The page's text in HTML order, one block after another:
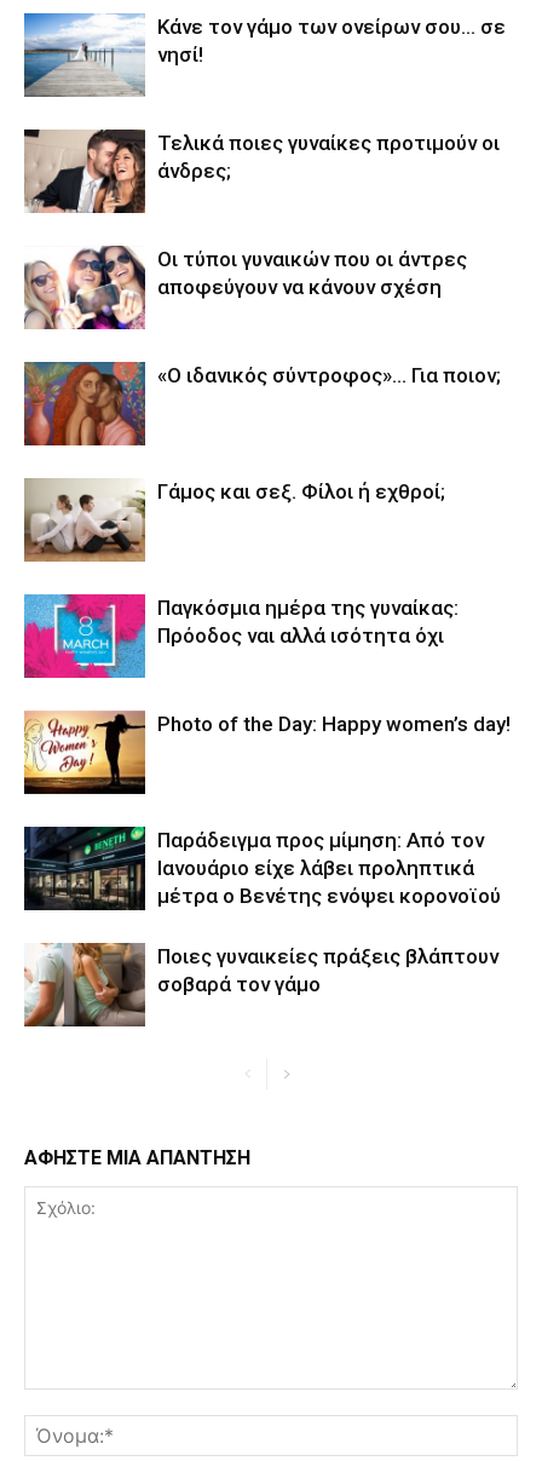
Κάνε τον γάμο των ονείρων σου… σε
νησί!
Τελικά ποιες γυναίκες προτιμούν οι
άνδρες;
Οι τύποι γυναικών που οι άντρες
αποφεύγουν να κάνουν σχέση
«Ο ιδανικός σύντροφος»… Για ποιον;
Γάμος και σεξ. Φίλοι ή εχθροί;
Παγκόσμια ημέρα της γυναίκας:
Πρόοδος ναι αλλά ισότητα όχι
Photo of the Day: Happy women’s day!
Παράδειγμα προς μίμηση: Από τον
Ιανουάριο είχε λάβει προληπτικά
μέτρα ο Βενέτης ενόψει κορονοϊού
Ποιες γυναικείες πράξεις βλάπτουν
σοβαρά τον γάμο
ΑΦΗΣΤΕ ΜΙΑ ΑΠΑΝΤΗΣΗ